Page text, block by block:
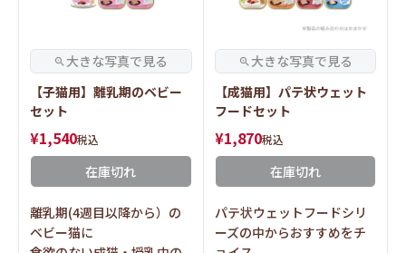
【子猫用】離乳期のベビー
セット
¥1,540税込
在庫切れ
離乳期(4週目以降から）の
ベビー猫に
【成猫用】パテ状ウェット
フードセット
¥1,870税込
在庫切れ
パテ状ウェットフードシリ
ーズの中からおすすめをチ